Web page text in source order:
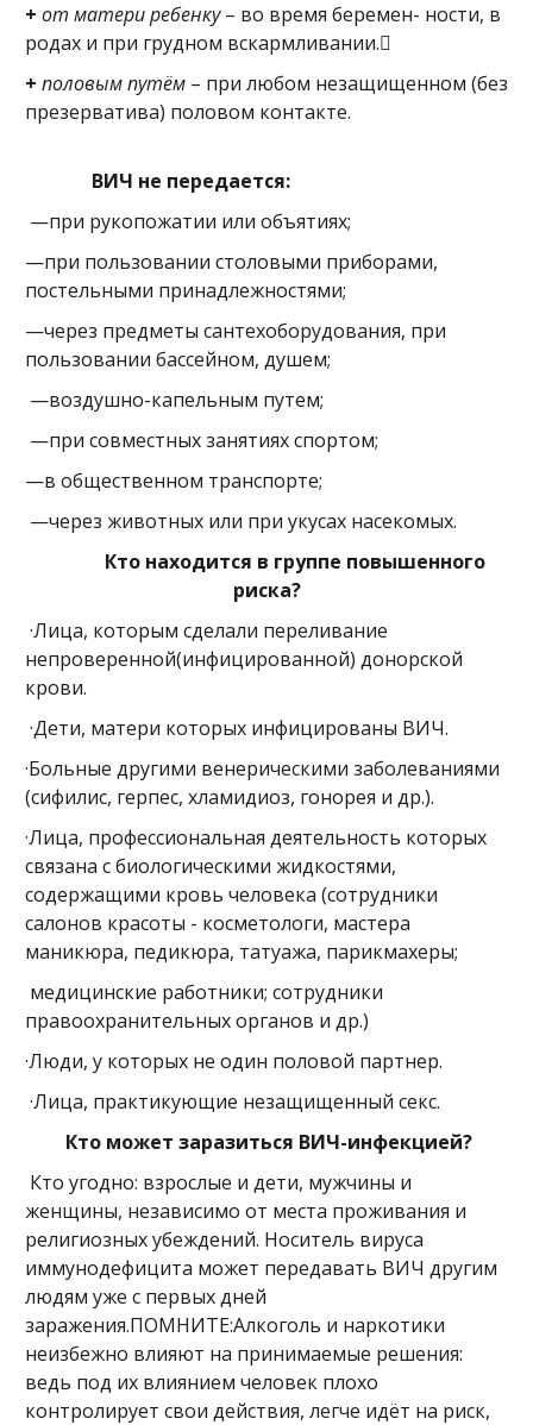
+ от матери ребенку– во время беремен- ности, в
родах и при грудном вскармливании.
+ половым путём – при любом незащищенном (без
презерватива) половом контакте.
ВИЧ не передается:
—при рукопожатии или объятиях;
—при пользовании столовыми приборами,
постельными принадлежностями;
—через предметы сантехоборудования, при
пользовании бассейном, душем;
—воздушно-капельным путем;
—при совместных занятиях спортом;
—в общественном транспорте;
—через животных или при укусах насекомых.
Кто находится в группе повышенного
риска?
·Лица, которым сделали переливание
непроверенной(инфицированной) донорской
крови.
·Дети, матери которых инфицированы ВИЧ.
·Больные другими венерическими заболеваниями
(сифилис, герпес, хламидиоз, гонорея и др.).
·Лица, профессиональная деятельность которых
связана с биологическими жидкостями,
содержащими кровь человека (сотрудники
салонов красоты - косметологи, мастера
маникюра, педикюра, татуажа, парикмахеры;
медицинские работники; сотрудники
правоохранительных органов и др.)
·Люди, у которых не один половой партнер.
·Лица, практикующие незащищенный секс.
Кто может заразиться ВИЧ-инфекцией?
Кто угодно: взрослые и дети, мужчины и
женщины, независимо от места проживания и
религиозных убеждений. Носитель вируса
иммунодефицита может передавать ВИЧ другим
людям уже с первых дней
заражения.ПОМНИТЕ:Алкоголь и наркотики
неизбежно влияют на принимаемые решения:
ведь под их влиянием человек плохо
контролирует свои действия, легче идёт на риск,